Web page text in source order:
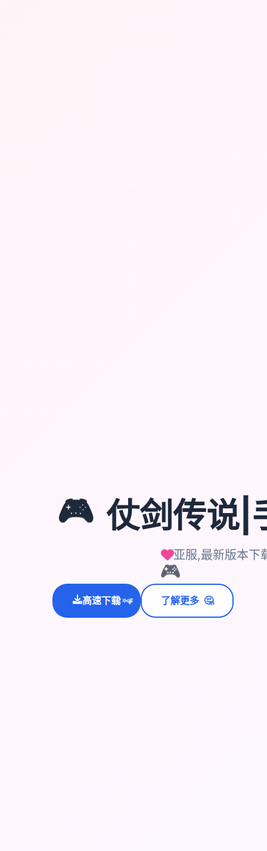
🎮
🎮 仗剑传说|
亚服,最新版本下
高速下载
✨⭐💫 了解更多 🤔